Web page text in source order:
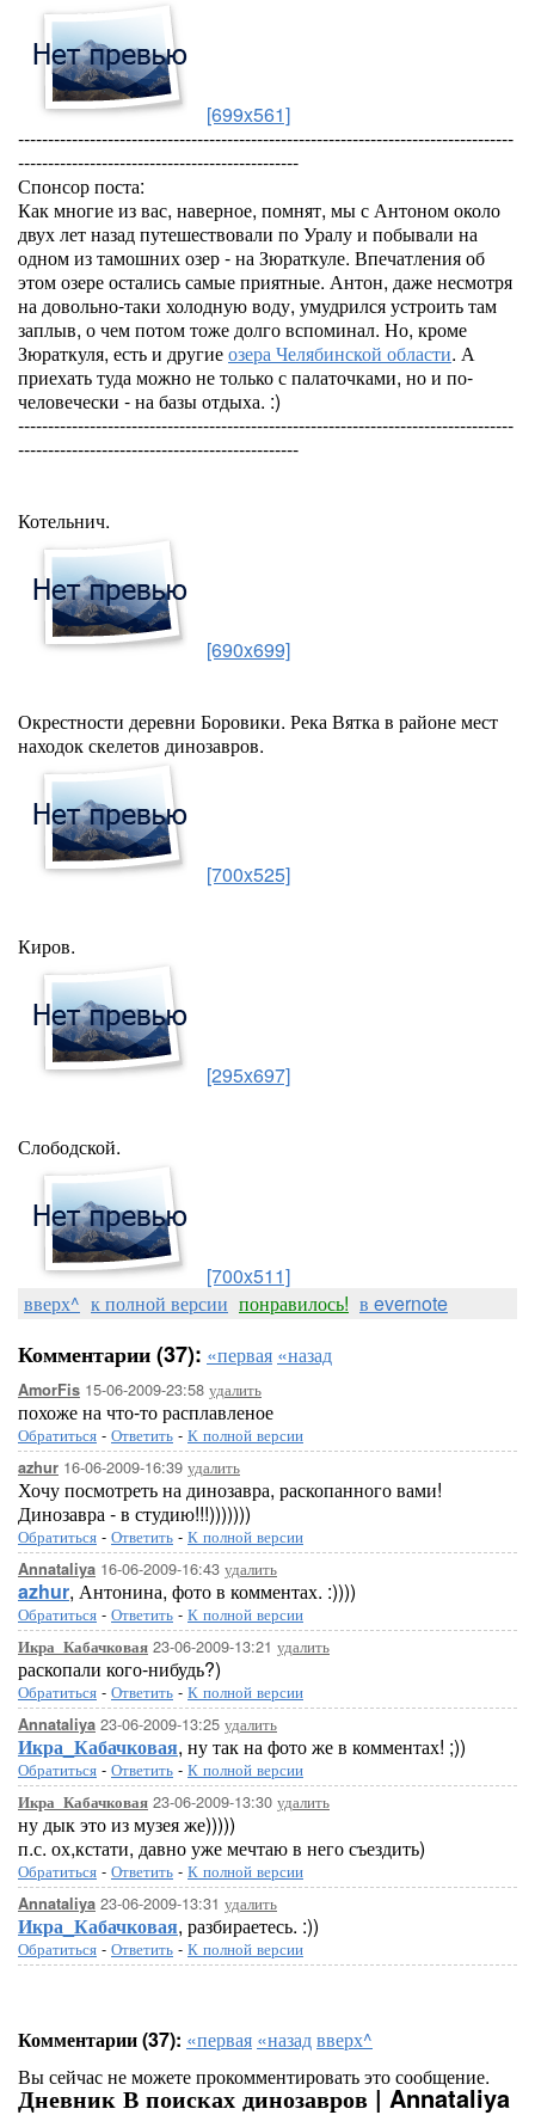
[699x561]
-----------------------------------------------------------------------------------
-----------------------------------------------
Спонсор поста:
Как многие из вас, наверное, помнят, мы с Антоном около
двух лет назад путешествовали по Уралу и побывали на
одном из тамошних озер - на Зюраткуле. Впечатления об
этом озере остались самые приятные. Антон, даже несмотря
на довольно-таки холодную воду, умудрился устроить там
заплыв, о чем потом тоже долго вспоминал. Но, кроме
Зюраткуля, есть и другиеозера Челябинской области. А
приехать туда можно не только с палаточками, но и по-
человечески - на базы отдыха. :)
-----------------------------------------------------------------------------------
-----------------------------------------------
Котельнич.
[690x699]
Окрестности деревни Боровики. Река Вятка в районе мест
находок скелетов динозавров.
[700x525]
Киров.
[295x697]
Слободской.
[700x511]
вверх^ к полной версии понравилось! в evernote
Комментарии (37): «первая «назад
AmorFis 15-06-2009-23:58 удалить
похоже на что-то расплавленое
Обратиться - Ответить - К полной версии
azhur 16-06-2009-16:39 удалить
Хочу посмотреть на динозавра, раскопанного вами!
Динозавра - в студию!!!)))))))
Обратиться - Ответить - К полной версии
Annataliya 16-06-2009-16:43 удалить
azhur, Антонина, фото в комментах. :))))
Обратиться - Ответить - К полной версии
Икра_Кабачковая 23-06-2009-13:21 удалить
раскопали кого-нибудь?)
Обратиться - Ответить - К полной версии
Annataliya 23-06-2009-13:25 удалить
Икра_Кабачковая, ну так на фото же в комментах! ;))
Обратиться - Ответить - К полной версии
Икра_Кабачковая 23-06-2009-13:30 удалить
ну дык это из музея же)))))
п.с. ох,кстати, давно уже мечтаю в него съездить)
Обратиться - Ответить - К полной версии
Annataliya 23-06-2009-13:31 удалить
Икра_Кабачковая, разбираетесь. :))
Обратиться - Ответить - К полной версии
Комментарии (37): «первая «назадвверх^
Вы сейчас не можете прокомментировать это сообщение.
Дневник В поисках динозавров | Annataliya